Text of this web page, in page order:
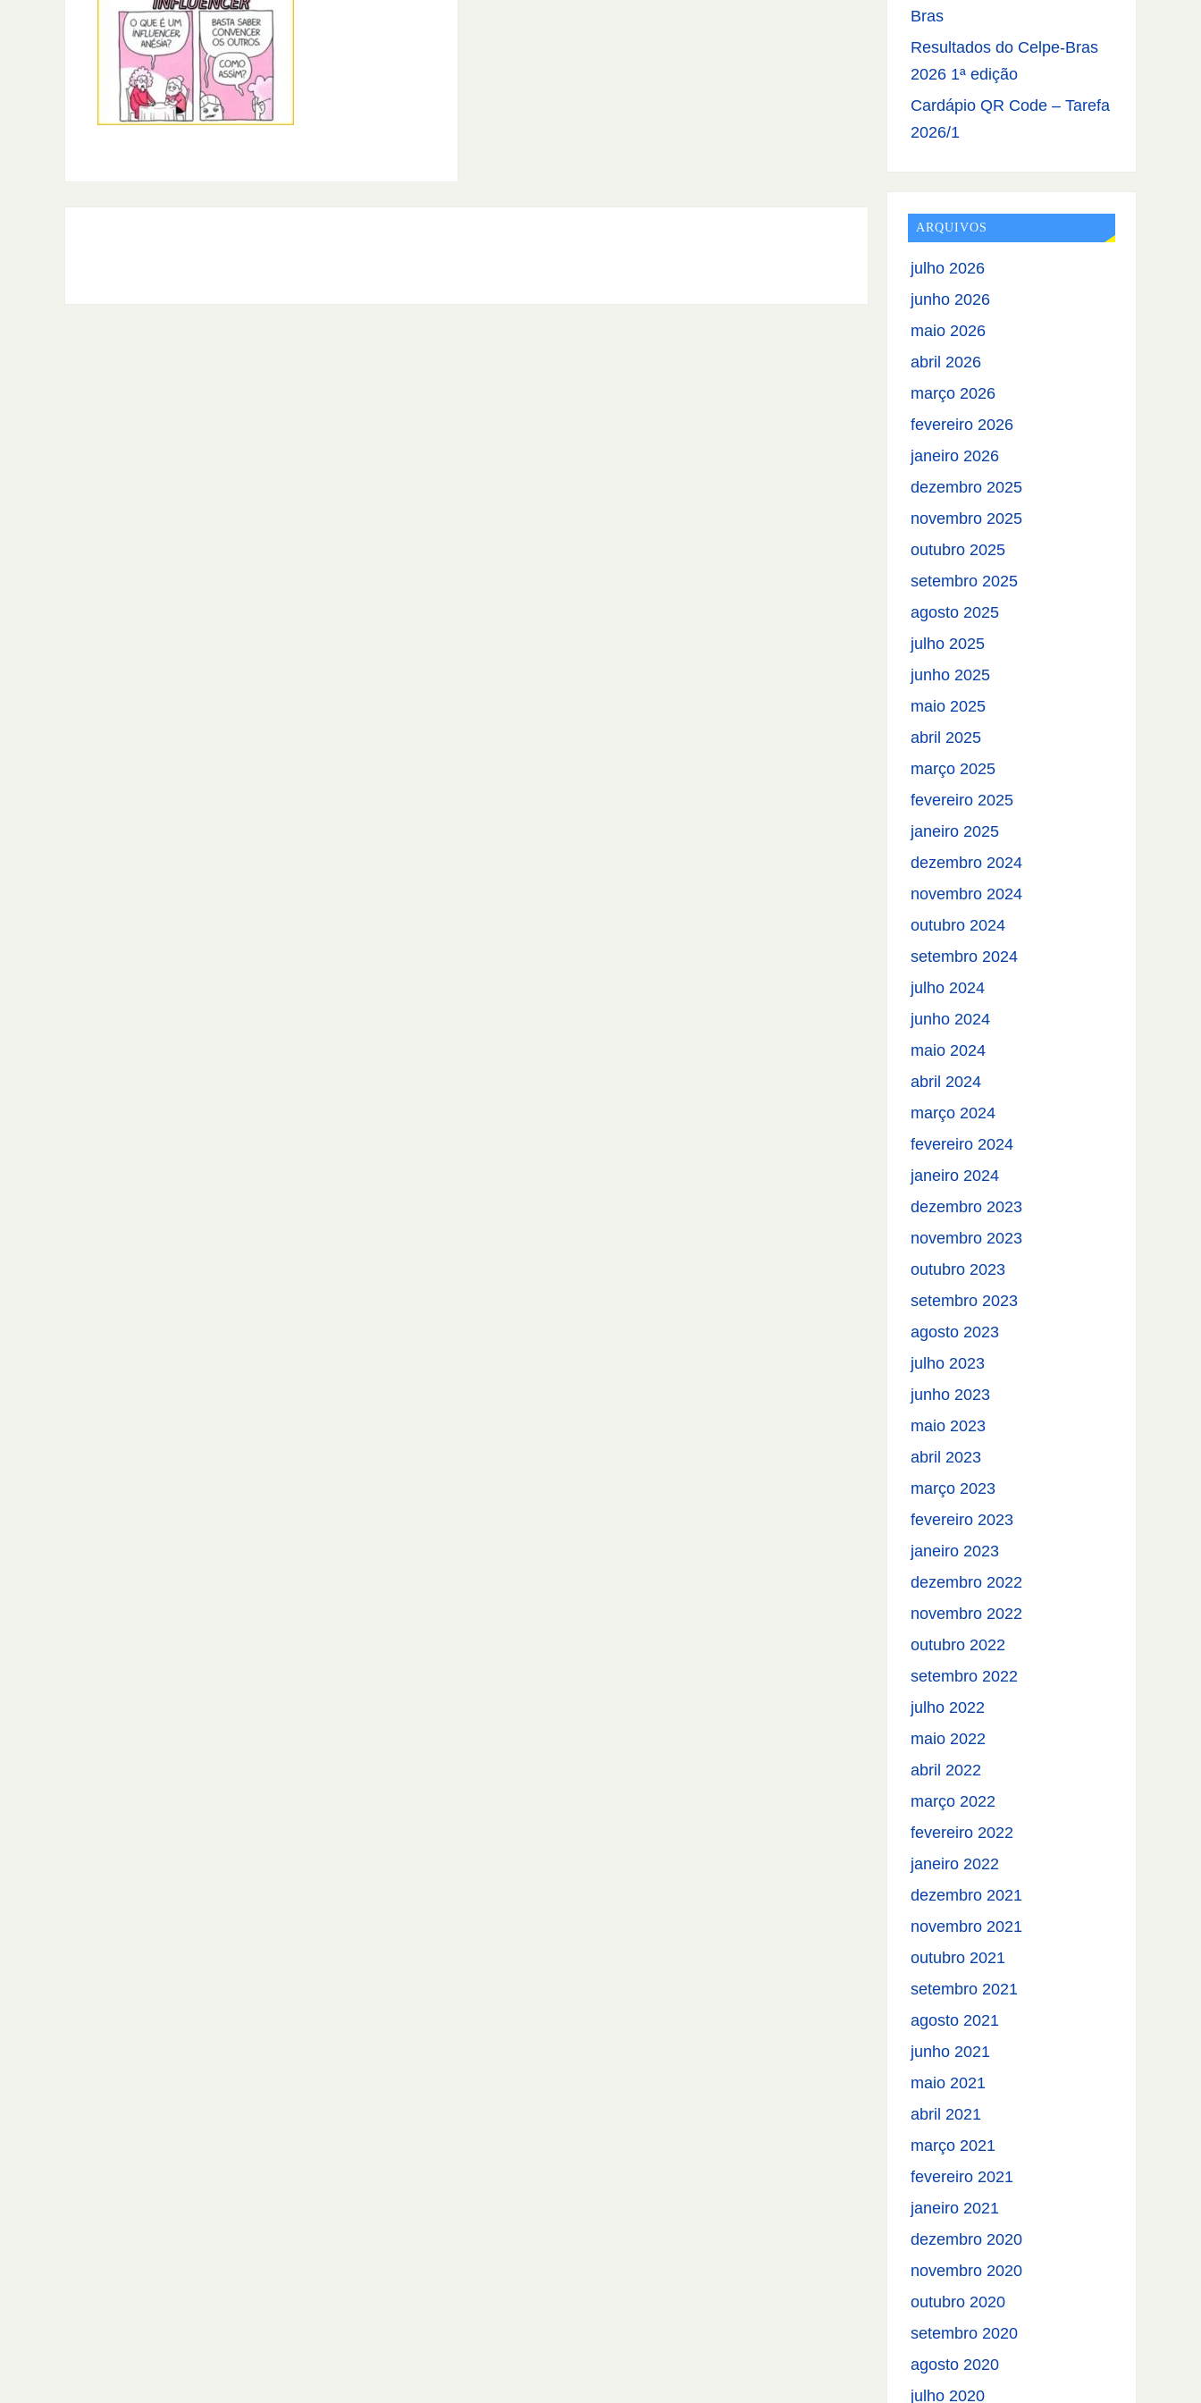
Bras
Resultados do Celpe-Bras
2026 1ª edição
Cardápio QR Code – Tarefa
2026/1
ARQUIVOS
julho 2026
junho 2026
maio 2026
abril 2026
março 2026
fevereiro 2026
janeiro 2026
dezembro 2025
novembro 2025
outubro 2025
setembro 2025
agosto 2025
julho 2025
junho 2025
maio 2025
abril 2025
março 2025
fevereiro 2025
janeiro 2025
dezembro 2024
novembro 2024
outubro 2024
setembro 2024
julho 2024
junho 2024
maio 2024
abril 2024
março 2024
fevereiro 2024
janeiro 2024
dezembro 2023
novembro 2023
outubro 2023
setembro 2023
agosto 2023
julho 2023
junho 2023
maio 2023
abril 2023
março 2023
fevereiro 2023
janeiro 2023
dezembro 2022
novembro 2022
outubro 2022
setembro 2022
julho 2022
maio 2022
abril 2022
março 2022
fevereiro 2022
janeiro 2022
dezembro 2021
novembro 2021
outubro 2021
setembro 2021
agosto 2021
junho 2021
maio 2021
abril 2021
março 2021
fevereiro 2021
janeiro 2021
dezembro 2020
novembro 2020
outubro 2020
setembro 2020
agosto 2020
julho 2020